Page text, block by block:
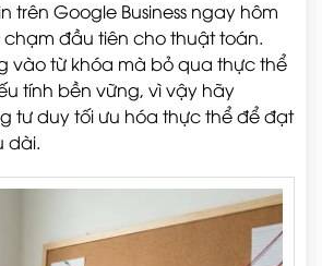
trên Google Business ngay hôm
đầu tiên cho thuật toán.
vào từ khóa mà bỏ qua thực thể
tính bền vững, vì vậy hãy
tư duy tối ưu hóa thực thể để đạt
dài.